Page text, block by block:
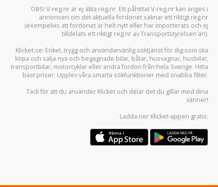
OBS! V-reg.nr är ej äkta reg.nr. Ett påhittat V-reg.nr kan anges i
annonsen om det aktuella fordonet saknar ett riktigt reg.nr
(exempelvis att fordonet är helt nytt eller har importerats och ej
tilldelats ett riktigt reg.nr av Transportstyrelsen än).
Klicket.se: Enkel, trygg och användarvänlig söktjänst för dig som ska
köpa och sälja nya och begagnade bilar, båtar, husvagnar, husbilar,
transportbilar, motorcyklar eller andra fordon från hela Sverige. Hitta
bäst priser. Upplev våra smarta sökfunktioner med snabba filter.
Tack för att du använder Klicket och delar det du gillar med dina
vänner!
Ladda ner Klicket-appen gratis: